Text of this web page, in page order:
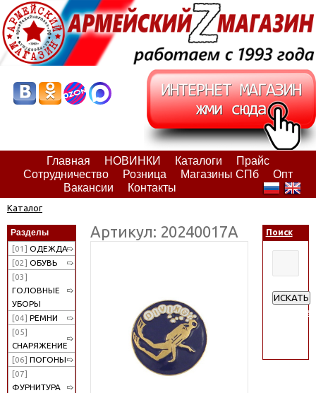
Главная НОВИНКИ Каталоги
Прайс
Сотрудничество
Розница Магазины СПб
Опт
Вакансии
Контакты
Каталог
Разделы
[01] ОДЕЖДА
[02] ОБУВЬ
[03]
ГОЛОВНЫЕ
УБОРЫ
[04] РЕМНИ
[05]
СНАРЯЖЕНИЕ
[06] ПОГОНЫ
[07]
ФУРНИТУРА
Артикул: 20240017А Поиск
ИСКАТЬ